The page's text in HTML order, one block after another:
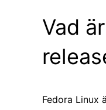
Vad
Fedora Linux